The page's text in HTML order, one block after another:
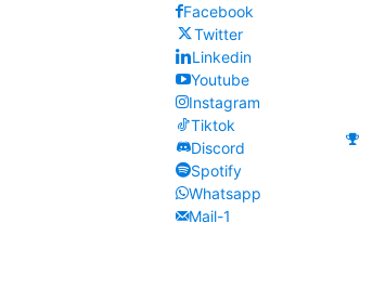
Facebook
Twitter
Linkedin
Youtube
Instagram
Tiktok
Discord
Spotify
Whatsapp
Mail-1